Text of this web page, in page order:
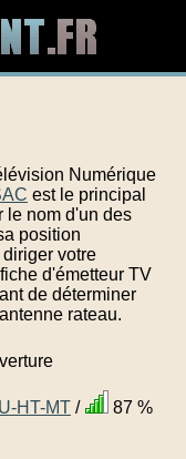
Numérique
est le principal
le nom d'un des
position
votre
d'émetteur TV
de déterminer
rateau.
HT-MT /
87 %